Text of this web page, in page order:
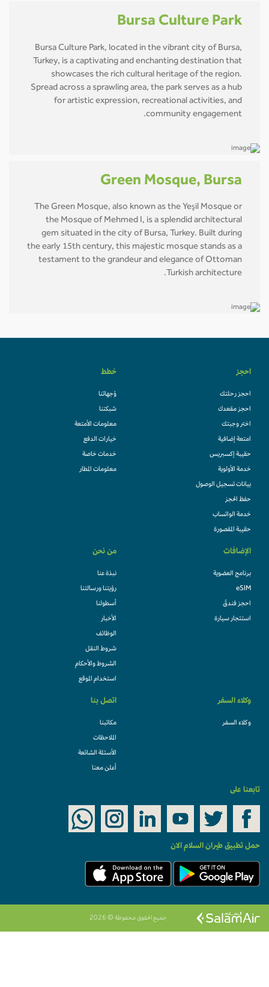
Bursa Culture Park
Bursa Culture Park, located in the vibrant city of Bursa,
Turkey, is a captivating and enchanting destination that
showcases the rich cultural heritage of the region.
Spread across a sprawling area, the park serves as a hub
for artistic expression, recreational activities, and
community engagement.
Green Mosque, Bursa
The Green Mosque, also known as the Yeşil Mosque or
the Mosque of Mehmed I, is a splendid architectural
gem situated in the city of Bursa, Turkey. Built during
the early 15th century, this majestic mosque stands as a
testament to the grandeur and elegance of Ottoman
Turkish architecture.
احجز
احجز رحلتك
احجز مقعدك
اختر وجبتك
امتعة إضافية
حقيبة إكسبريس
خدمة الأولوية
بيانات تسجيل الوصول
حفظ الحجز
خدمة الواتساب
حقيبة المقصورة
خطط
وُجهاتنا
شبكتنا
معلومات الأمتعة
خيارات الدفع
خدمات خاصة
معلومات المطار
الإضافات
برنامج العضوية
eSIM
احجز فندقً
استئجار سيارة
من نحن
نبذة عنا
رؤيتنا ورسالتنا
أسطولنا
الأخبار
الوظائف
شروط النقل
الشروط والأحكام
استخدام الموقع
وكلاء السفر
وكلاء السفر
اتصل بنا
مكاتبنا
الملاحظات
الأسئلة الشائعة
أعلن معنا
تابعنا على
حمل تطبيق طيران السلام الان
جميع الحقوق محفوظة © 2026